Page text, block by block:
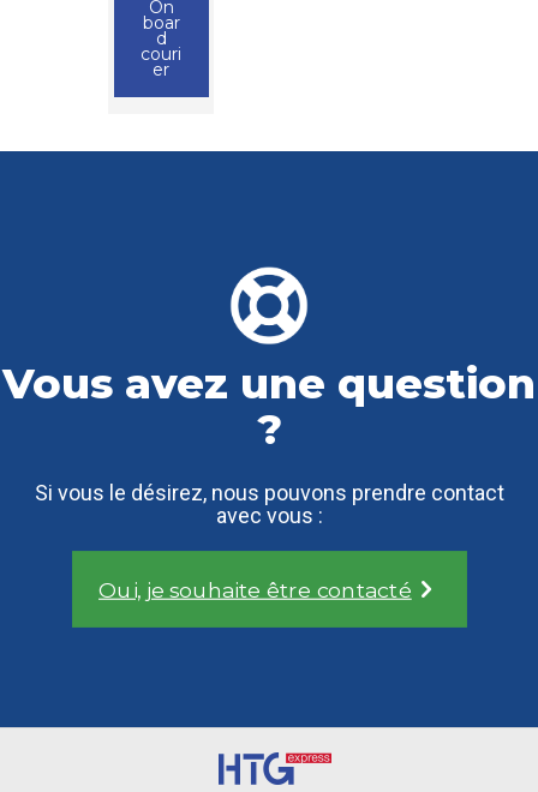
On
boar
d
couri
er
Vous avez une question
?
Si vous le désirez, nous pouvons prendre contact
avec vous :
Oui, je souhaite être contacté